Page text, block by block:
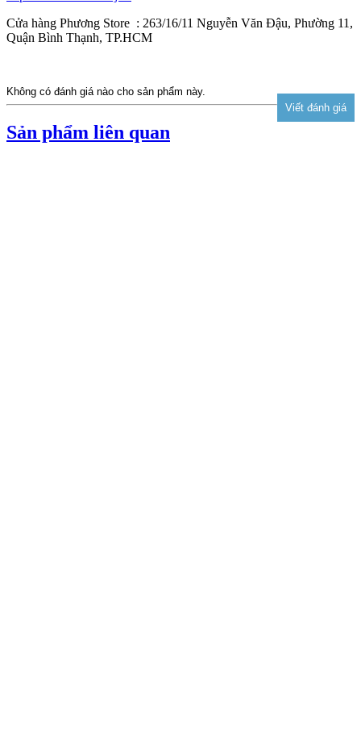
Cửa hàng Phương Store : 263/16/11 Nguyễn Văn Đậu, Phường 11,
Quận Bình Thạnh, TP.HCM
Không có đánh giá nào cho sản phẩm này.
Sản phẩm liên quan